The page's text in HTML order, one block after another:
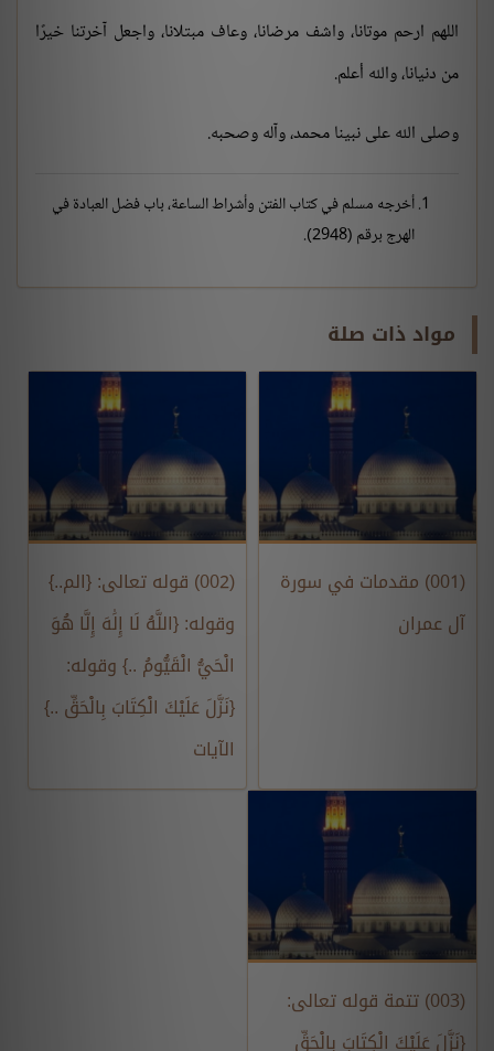
اللهم ارحم موتانا، واشف مرضانا، وعاف مبتلانا، واجعل آخرتنا خيرًا
من دنيانا، والله أعلم.
وصلى الله على نبينا محمد، وآله وصحبه.
أخرجه مسلم في كتاب الفتن وأشراط الساعة، باب فضل العبادة في
الهرج برقم (2948).
مواد ذات صلة
(001) مقدمات في سورة
آل عمران
(002) قوله تعالى: {الم..}
وقوله: {اللَّهُ لَا إِلَٰهَ إِلَّا هُوَ
الْحَيُّ الْقَيُّومُ ..} وقوله:
{نَزَّلَ عَلَيْكَ الْكِتَابَ بِالْحَقِّ ..}
الآيات
(003) تتمة قوله تعالى:
{نَزَّلَ عَلَيْكَ الْكِتَابَ بِالْحَقِّ